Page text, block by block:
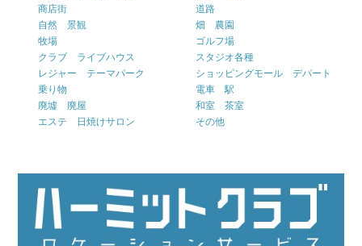
商店街
道路
自然 景観
畑 農園
牧場
ゴルフ場
クラブ ライブハウス
スタジオ各種
レジャー テーマパーク
ショッピングモール デパート
乗り物
電車 駅
廃墟 廃屋
和室 茶室
エステ 日焼けサロン
その他